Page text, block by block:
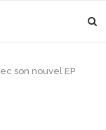
son nouvel EP